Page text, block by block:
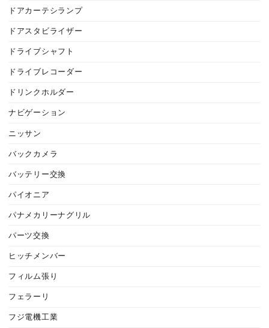
ドアカーテシランプ
ドアスタビライザー
ドライブシャフト
ドライブレコーダー
ドリンクホルダー
ナビゲーション
ニッサン
バックカメラ
バッテリー交換
パイオニア
パナメカリーナグリル
パーツ交換
ヒッチメンバー
フィルム張り
フェラーリ
フジ電機工業